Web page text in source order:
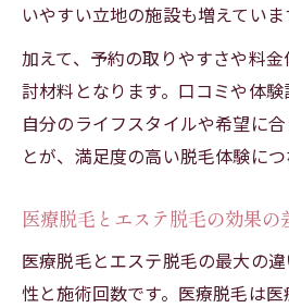
いやすい立地の施設も増えていま
加えて、予約の取りやすさや料
討材料となります。口コミや体験
自分のライフスタイルや希望に
とが、満足度の高い脱毛体験につ
医療脱毛とエステ脱毛の効果の
医療脱毛とエステ脱毛の最大の
性と施術回数です。医療脱毛は